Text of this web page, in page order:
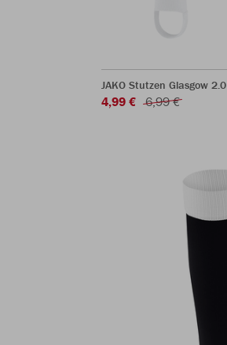
JAKO Stutzen Glasgow 2.0
4,99 € 6,99 €